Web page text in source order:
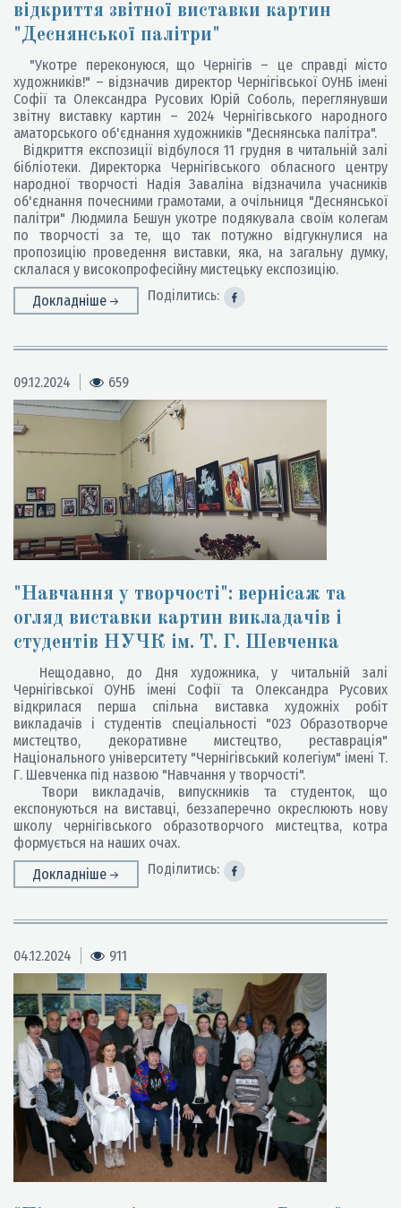
відкриття звітної виставки картин
"Деснянської палітри"
"Укотре переконуюся, що Чернігів – це справді місто
художників!" – відзначив директор Чернігівської ОУНБ імені
Софії та Олександра Русових Юрій Соболь, переглянувши
звітну виставку картин – 2024 Чернігівського народного
аматорського об'єднання художників "Деснянська палітра".
Відкриття експозиції відбулося 11 грудня в читальній залі
бібліотеки. Директорка Чернігівського обласного центру
народної творчості Надія Заваліна відзначила учасників
об'єднання почесними грамотами, а очільниця "Деснянської
палітри" Людмила Бешун укотре подякувала своїм колегам
по творчості за те, що так потужно відгукнулися на
пропозицію проведення виставки, яка, на загальну думку,
склалася у високопрофесійну мистецьку експозицію.
Докладніше
Поділитись:
09.12.2024 659
"Навчання у творчості": вернісаж та
огляд виставки картин викладачів і
студентів НУЧК ім. Т. Г. Шевченка
Нещодавно, до Дня художника, у читальній залі
Чернігівської ОУНБ імені Софії та Олександра Русових
відкрилася перша спільна виставка художніх робіт
викладачів і студентів спеціальності "023 Образотворче
мистецтво, декоративне мистецтво, реставрація"
Національного університету "Чернігівський колегіум" імені Т.
Г. Шевченка під назвою "Навчання у творчості".
Твори викладачів, випускників та студенток, що
експонуються на виставці, беззаперечно окреслюють нову
школу чернігівського образотворчого мистецтва, котра
формується на наших очах.
Докладніше
Поділитись:
04.12.2024 911